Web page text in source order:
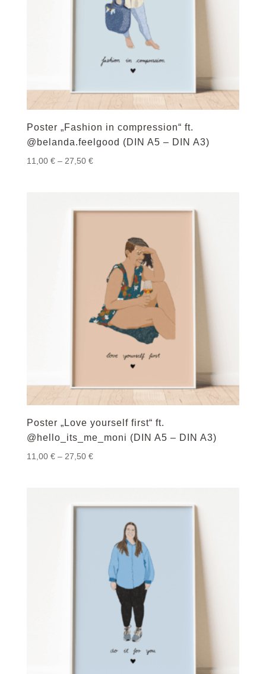
Poster „Fashion in compression“ ft.
@belanda.feelgood (DIN A5 – DIN A3)
11,00 € – 27,50 €Preisspanne:
Poster „Love yourself first“ ft.
@hello_its_me_moni (DIN A5 – DIN A3)
11,00 € – 27,50 €Preisspanne: